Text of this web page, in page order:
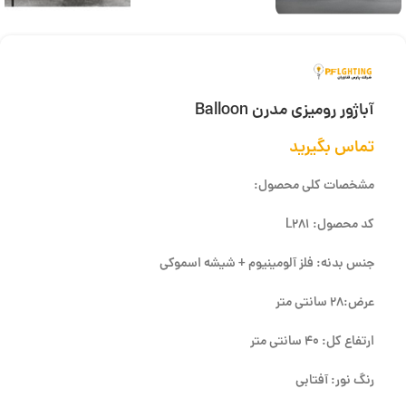
آباژور رومیزی مدرن Balloon
تماس بگیرید
مشخصات کلی محصول:
کد محصول: L281
جنس بدنه: فلز آلومینیوم + شیشه اسموکی
عرض:28 سانتی متر
ارتفاع کل: 40 سانتی متر
رنگ نور: آفتابی